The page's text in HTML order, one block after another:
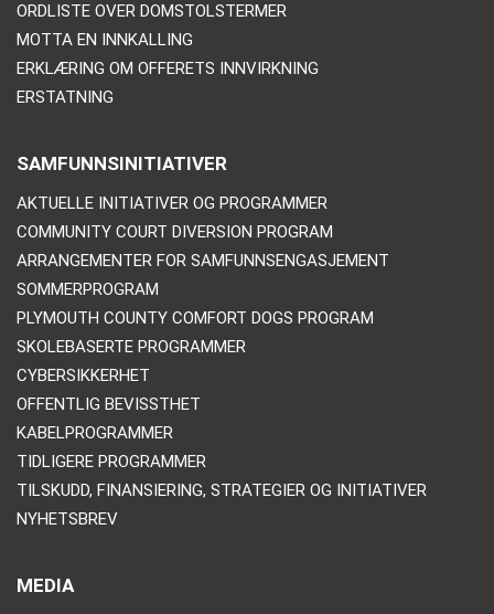
ORDLISTE OVER DOMSTOLSTERMER
MOTTA EN INNKALLING
ERKLÆRING OM OFFERETS INNVIRKNING
ERSTATNING
SAMFUNNSINITIATIVER
AKTUELLE INITIATIVER OG PROGRAMMER
COMMUNITY COURT DIVERSION PROGRAM
ARRANGEMENTER FOR SAMFUNNSENGASJEMENT
SOMMERPROGRAM
PLYMOUTH COUNTY COMFORT DOGS PROGRAM
SKOLEBASERTE PROGRAMMER
CYBERSIKKERHET
OFFENTLIG BEVISSTHET
KABELPROGRAMMER
TIDLIGERE PROGRAMMER
TILSKUDD, FINANSIERING, STRATEGIER OG INITIATIVER
NYHETSBREV
MEDIA